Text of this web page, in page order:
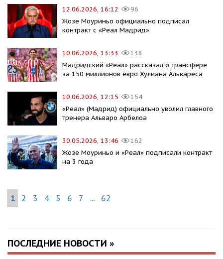
12.06.2026, 16:12
96
Жозе Моуриньо официально подписал
контракт с «Реал Мадрид»
10.06.2026, 13:33
138
Мадридский «Реал» рассказал о трансфере
за 150 миллионов евро Хулиана Альвареса
10.06.2026, 12:15
154
«Реал» (Мадрид) официально уволил главного
тренера Альваро Арбелоа
30.05.2026, 13:46
162
Жозе Моуриньо и «Реал» подписали контракт
на 3 года
1 2 3 4 5 6 7 ... 62
ПОСЛЕДНИЕ НОВОСТИ »